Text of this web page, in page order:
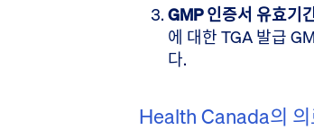
GMP 인증서 유효기
에 대한 TGA 발급
다.
Health Canada의 의